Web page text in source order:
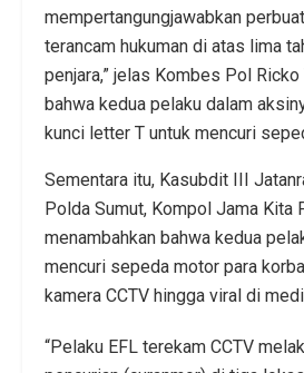
mempertangungjawabkan
terancam hukuman di atas lima
penjara,” jelas Kombes Pol Ricko
bahwa kedua pelaku dalam
kunci letter T untuk mencuri
Sementara itu, Kasubdit III
Polda Sumut, Kompol Jama Kita
menambahkan bahwa kedua
mencuri sepeda motor para
kamera CCTV hingga viral di
“Pelaku EFL terekam CCTV